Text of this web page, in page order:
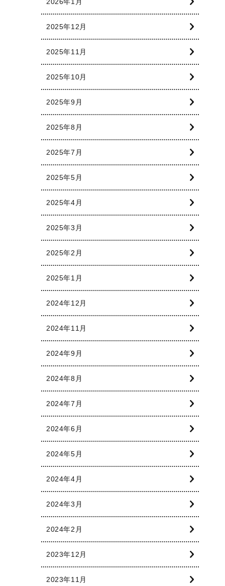
2025年12月
2025年11月
2025年10月
2025年9月
2025年8月
2025年7月
2025年5月
2025年4月
2025年3月
2025年2月
2025年1月
2024年12月
2024年11月
2024年9月
2024年8月
2024年7月
2024年6月
2024年5月
2024年4月
2024年3月
2024年2月
2023年12月
2023年11月